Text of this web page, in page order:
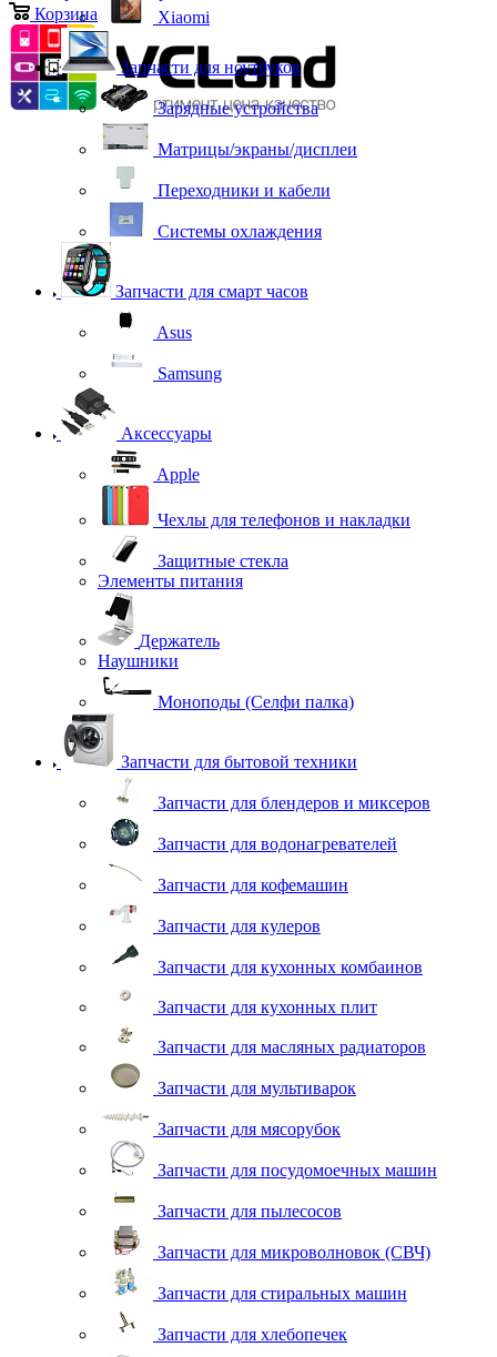
Корзина
Xiaomi
Запчасти для ноутбуков
Зарядные устройства
Матрицы/экраны/дисплеи
Переходники и кабели
Системы охлаждения
Запчасти для смарт часов
Asus
Samsung
Аксессуары
Apple
Чехлы для телефонов и накладки
Защитные стекла
Элементы питания
Держатель
Наушники
Моноподы (Селфи палка)
Запчасти для бытовой техники
Запчасти для блендеров и миксеров
Запчасти для водонагревателей
Запчасти для кофемашин
Запчасти для кулеров
Запчасти для кухонных комбаинов
Запчасти для кухонных плит
Запчасти для масляных радиаторов
Запчасти для мультиварок
Запчасти для мясорубок
Запчасти для посудомоечных машин
Запчасти для пылесосов
Запчасти для микроволновок (СВЧ)
Запчасти для стиральных машин
Запчасти для хлебопечек